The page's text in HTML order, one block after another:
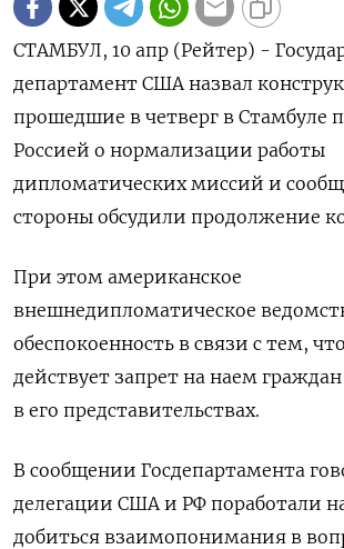
СТАМБУЛ, 10 апр (Рейтер) -
департамент США назвал
прошедшие в четверг в Стамбуле
Россией о нормализации работы
дипломатических миссий и
стороны обсудили продолжение
При этом американское
внешнедипломатическое
обеспокоенность в связи с тем,
действует запрет на наем
в его представительствах.
В сообщении Госдепартамента
делегации США и РФ поработали
добиться взаимопонимания в